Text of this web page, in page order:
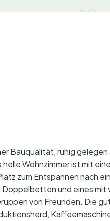
Bauqualität, ruhig gelegen
Wohnzimmer ist mit
zum Entspannen nach
Doppelbetten und eines mit
von Freunden. Die